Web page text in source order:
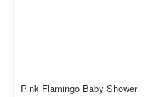
Pink Flamingo Baby Shower